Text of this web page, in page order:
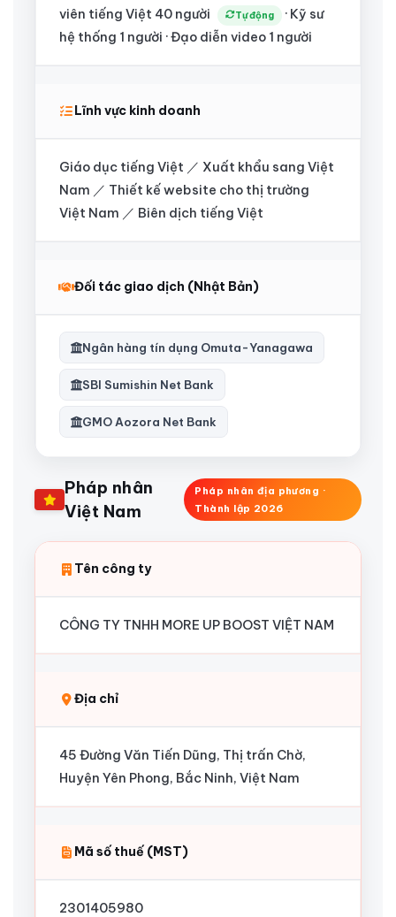
viên tiếng Việt 40 người
Tự động
· Kỹ sư
hệ thống 1 người · Đạo diễn video 1 người
Lĩnh vực kinh doanh
Giáo dục tiếng Việt ／ Xuất khẩu sang Việt
Nam ／ Thiết kế website cho thị trường
Việt Nam ／ Biên dịch tiếng Việt
Đối tác giao dịch (Nhật Bản)
Ngân hàng tín dụng Omuta-Yanagawa
SBI Sumishin Net Bank
GMO Aozora Net Bank
Pháp nhân
Việt Nam
Pháp nhân địa phương ·
Thành lập 2026
Tên công ty
CÔNG TY TNHH MORE UP BOOST VIỆT NAM
Địa chỉ
45 Đường Văn Tiến Dũng, Thị trấn Chờ,
Huyện Yên Phong, Bắc Ninh, Việt Nam
Mã số thuế (MST)
2301405980